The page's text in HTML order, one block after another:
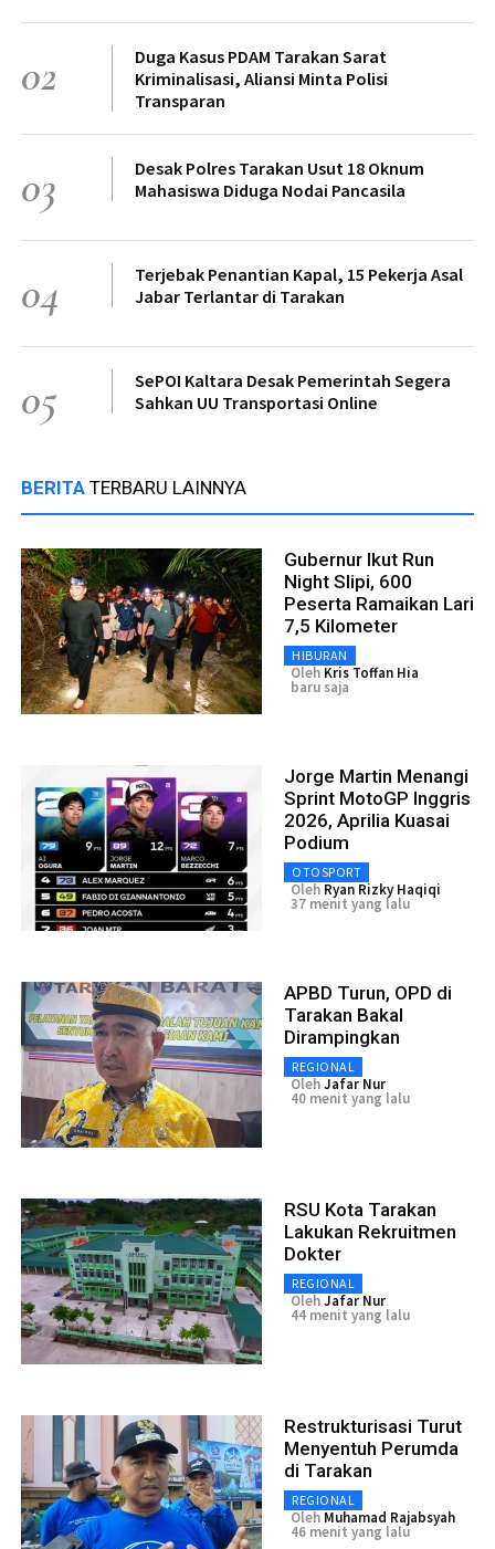
02
Duga Kasus PDAM Tarakan Sarat
Kriminalisasi, Aliansi Minta Polisi
Transparan
03
Desak Polres Tarakan Usut 18 Oknum
Mahasiswa Diduga Nodai Pancasila
04
Terjebak Penantian Kapal, 15 Pekerja Asal
Jabar Terlantar di Tarakan
05
SePOI Kaltara Desak Pemerintah Segera
Sahkan UU Transportasi Online
BERITA TERBARU LAINNYA
Gubernur Ikut Run
Night Slipi, 600
Peserta Ramaikan Lari
7,5 Kilometer
HIBURAN
Oleh Kris Toffan Hia
baru saja
Jorge Martin Menangi
Sprint MotoGP Inggris
2026, Aprilia Kuasai
Podium
OTOSPORT
Oleh Ryan Rizky Haqiqi
37 menit yang lalu
APBD Turun, OPD di
Tarakan Bakal
Dirampingkan
REGIONAL
OlehJafar Nur
40 menit yang lalu
RSU Kota Tarakan
Lakukan Rekruitmen
Dokter
REGIONAL
OlehJafar Nur
44 menit yang lalu
Restrukturisasi Turut
Menyentuh Perumda
di Tarakan
REGIONAL
Oleh Muhamad Rajabsyah
46 menit yang lalu